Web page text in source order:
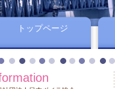
トップページ